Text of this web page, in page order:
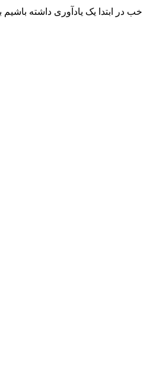
خب در ابتدا یک یادآوری داشته